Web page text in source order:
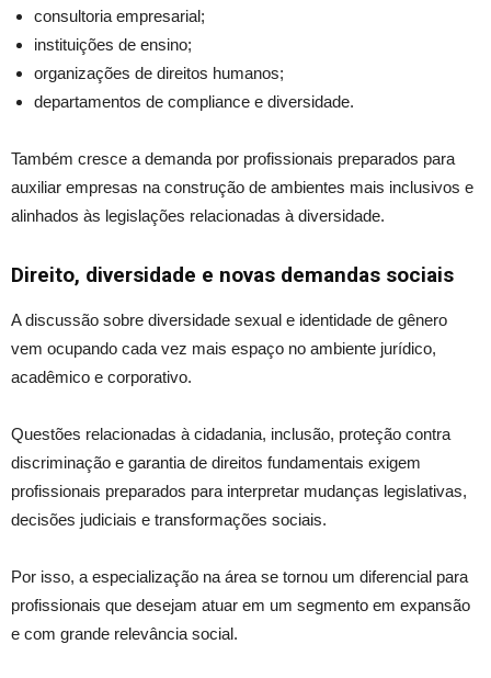
consultoria empresarial;
instituições de ensino;
organizações de direitos humanos;
departamentos de compliance e diversidade.
Também cresce a demanda por profissionais preparados para
auxiliar empresas na construção de ambientes mais inclusivos e
alinhados às legislações relacionadas à diversidade.
Direito, diversidade e novas demandas sociais
A discussão sobre diversidade sexual e identidade de gênero
vem ocupando cada vez mais espaço no ambiente jurídico,
acadêmico e corporativo.
Questões relacionadas à cidadania, inclusão, proteção contra
discriminação e garantia de direitos fundamentais exigem
profissionais preparados para interpretar mudanças legislativas,
decisões judiciais e transformações sociais.
Por isso, a especialização na área se tornou um diferencial para
profissionais que desejam atuar em um segmento em expansão
e com grande relevância social.